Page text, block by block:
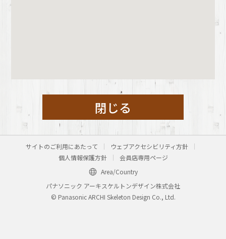
閉じる
サイトのご利用にあたって
ウェブアクセシビリティ方針
個人情報保護方針
会員店専用ページ
Area/Country
パナソニック アーキスケルトンデザイン株式会社
© Panasonic ARCHI Skeleton Design Co., Ltd.